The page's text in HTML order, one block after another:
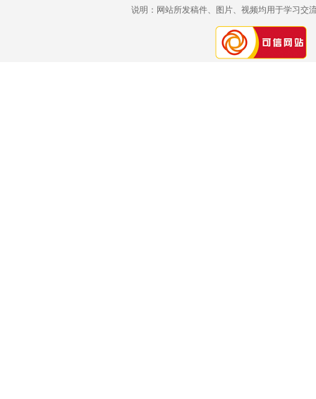
说明：网站所发稿件、图片、视频均用于学习交